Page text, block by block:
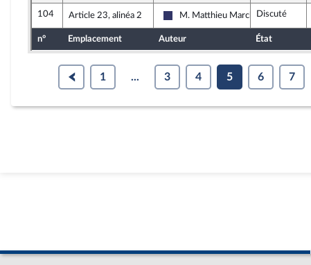
104 Article 23, alinéa 2
Rassemblement National
M. Matthieu MarchioDiscuté
n° Emplacement Auteur État
1 ... 3 4 5 6 7